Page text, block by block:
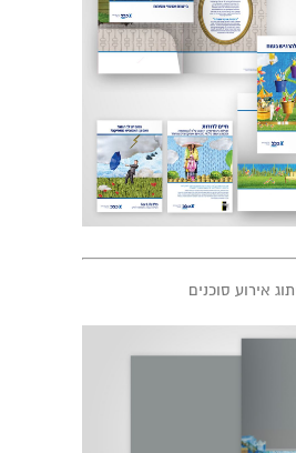
אירוע סוכנים